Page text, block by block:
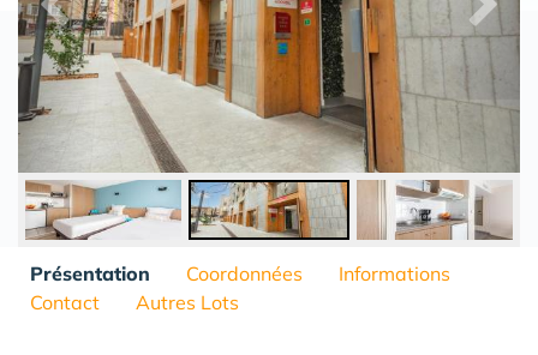
Présentation Coordonnées
Informations
Contact
Autres Lots